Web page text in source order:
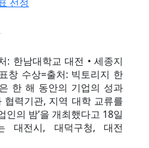
: 한남대학교 대전 • 세종지
창 수상=출처: 빅토리지 한
한 해 동안의 기업의 성과
협력기관, 지역 대학 교류를
인의 밤’을 개최했다고 18일
대전시, 대덕구청, 대전